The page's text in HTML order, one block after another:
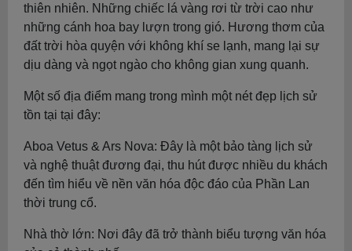
thiên nhiên. Những chiếc lá vàng rơi từ trời cao như
những cánh hoa bay lượn trong gió. Hương thơm của
đất trời hòa quyện với không khí se lạnh, mang lại sự
dịu dàng và ngọt ngào cho không gian xung quanh.
Một số địa điểm mang trong mình một nét đẹp lịch sử
tồn tại tại đây:
Aboa Vetus & Ars Nova: Đây là một bảo tàng lịch sử
và nghệ thuật đương đại, thu hút được nhiều du khách
đến tìm hiểu về nền văn hóa độc đáo của Phần Lan
thời trung cổ.
Nhà thờ lớn: Nơi đây đã trở thành biểu tượng văn hóa